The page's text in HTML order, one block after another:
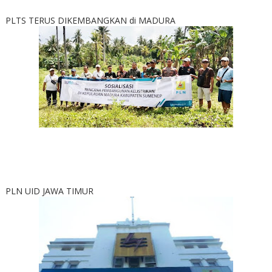
PLTS TERUS DIKEMBANGKAN di MADURA
PLN UID JAWA TIMUR